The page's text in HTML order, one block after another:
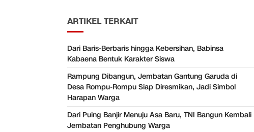
ARTIKEL TERKAIT
Dari Baris-Berbaris hingga Kebersihan, Babinsa
Kabaena Bentuk Karakter Siswa
Rampung Dibangun, Jembatan Gantung Garuda di
Desa Rompu-Rompu Siap Diresmikan, Jadi Simbol
Harapan Warga
Dari Puing Banjir Menuju Asa Baru, TNI Bangun Kembali
Jembatan Penghubung Warga